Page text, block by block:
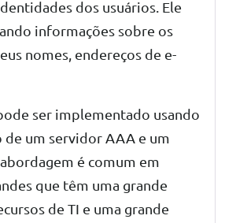
dos usuários. Ele
informações sobre os
nomes, endereços de e-
ser implementado usando
de um servidor AAA e um
é comum em
que têm uma grande
de TI e uma grande